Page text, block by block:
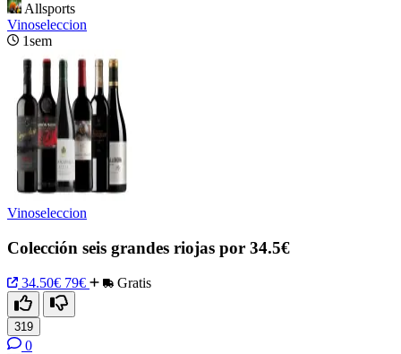
Allsports
Vinoseleccion
1sem
Vinoseleccion
Colección seis grandes riojas por 34.5€
34.50€ 79€ Gratis
319
0